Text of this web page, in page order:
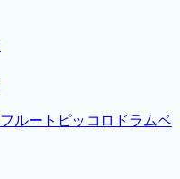
フルート ピッコロ ドラムベ